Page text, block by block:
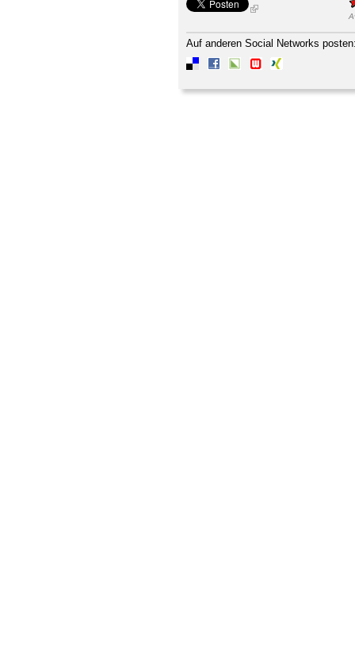
Auf anderen Social Networks